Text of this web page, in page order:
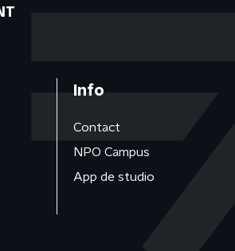
Info
Contact
NPO Campus
App de studio